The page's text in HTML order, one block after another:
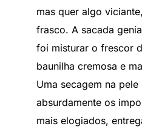
mas quer algo
frasco. A sacada
foi misturar o frescor
baunilha cremosa e
Uma secagem na pele
absurdamente os
mais elogiados,